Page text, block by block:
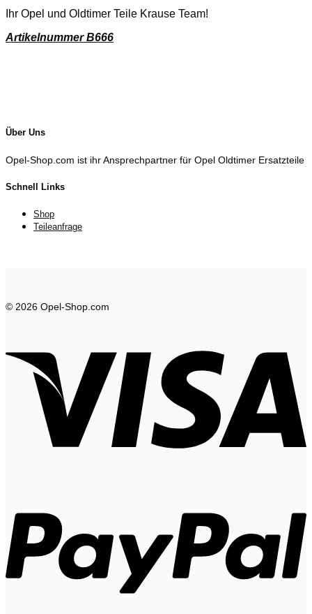
Ihr Opel und Oldtimer Teile Krause Team!
Artikelnummer B666
Über Uns
Opel-Shop.com ist ihr Ansprechpartner für Opel Oldtimer Ersatzteile
Schnell Links
Shop
Teileanfrage
© 2026 Opel-Shop.com